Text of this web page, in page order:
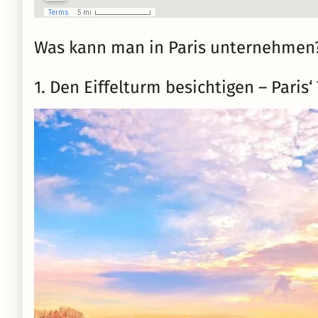
Was kann man in Paris
1. Den Eiffelturm besichtigen –